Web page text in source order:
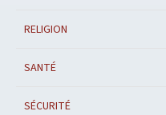
RELIGION
SANTÉ
SÉCURITÉ